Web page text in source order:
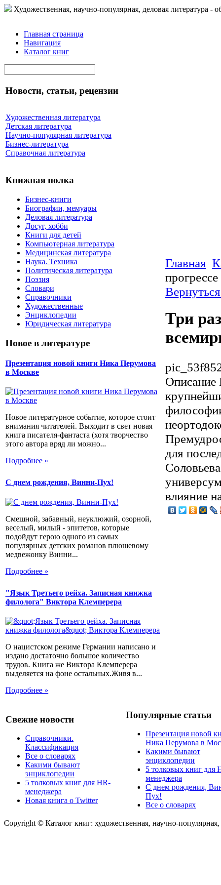
Художественная, научно-популярная, деловая литература -
Главная страница
Навигация
Каталог книг
Новости, статьи, рецензии
Художественная литература
Детская литература
Научно-популярная литература
Бизнес-литература
Справочная литература
Книжная полка
Бизнес-книги
Биографии, мемуары
Деловая литература
Досуг, хобби
Книги для детей
Компьютерная литература
Медицинская литература
Наука. Техника
Политическая литература
Поэзия
Словари
Справочники
Художественные
Энциклопедии
Юридическая литература
Новое в литературе
Презентация новой книги Ника Перумова
в Москве
Новое литературное событие, которое стоит
внимания читателей. Выходит в свет новая
книга писателя-фантаста (хотя творчество
этого автора вряд ли можно...
Подробнее »
С днем рождения, Винни-Пух!
Смешной, забавный, неуклюжий, озорной,
веселый, милый - эпитетов, которые
подойдут герою одного из самых
популярных детских романов плюшевому
медвежонку Винни...
Подробнее »
"Язык Третьего рейха. Записная книжка
филолога" Виктора Клемперера
О нацистском режиме Германии написано и
издано достаточно большое количество
трудов. Книга же Виктора Клемперера
выделяется на фоне остальных.Живя в...
Подробнее »
Главная
Три
Описание
для
влияние
Свежие новости
Справочники.
Классификация
Все о словарях
Какими бывают
энциклопедии
5 толковых книг для HR-
менеджера
Новая книга о Twitter
Популярные статьи
Презентация новой
Ника Перумова в
Какими бывают
энциклопедии
5 толковых книг для
менеджера
С днем рождения,
Пух!
Все о словарях
Copyright © Каталог книг: художественная, научно-